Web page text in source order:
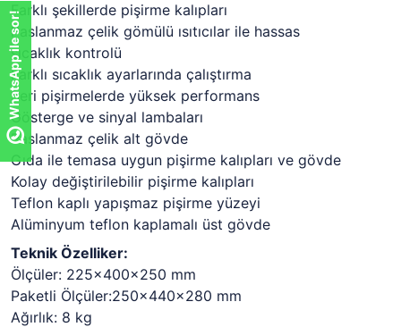
Farklı şekillerde pişirme kalıpları
Paslanmaz çelik gömülü ısıtıcılar ile hassas
sıcaklık kontrolü
Farklı sıcaklık ayarlarında çalıştırma
Seri pişirmelerde yüksek performans
Gösterge ve sinyal lambaları
Paslanmaz çelik alt gövde
Gıda ile temasa uygun pişirme kalıpları ve gövde
Kolay değiştirilebilir pişirme kalıpları
Teflon kaplı yapışmaz pişirme yüzeyi
Alüminyum teflon kaplamalı üst gövde
Teknik Özelliker:
Ölçüler: 225x400x250 mm
Paketli Ölçüler:250x440x280 mm
Ağırlık: 8 kg
WhatsApp ile sor!